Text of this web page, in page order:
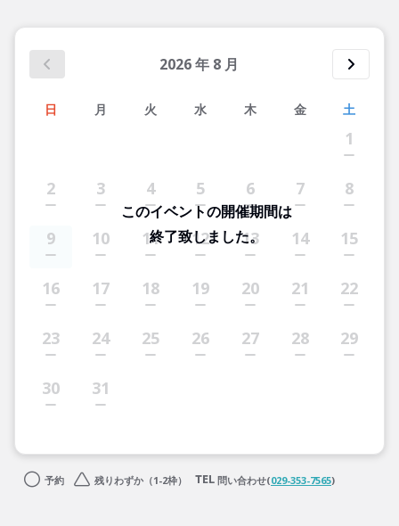
2026年 8 月
日 月 火 水 木 金 土
1
2 3 4 5 6 7 8
9 10 11 12 13 14 15
16 17 18 19 20 21 22
23 24 25 26 27 28 29
30 31
このイベントの開催期間は
終了致しました。
予約 残りわずか（1-2枠） 問い合わせ(029-353-7565)